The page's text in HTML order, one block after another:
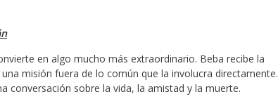
en algo mucho más extraordinario. Beba recibe la
misión fuera de lo común que la involucra directamente.
conversación sobre la vida, la amistad y la muerte.